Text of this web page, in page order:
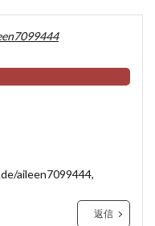
aileen7099444,
返信